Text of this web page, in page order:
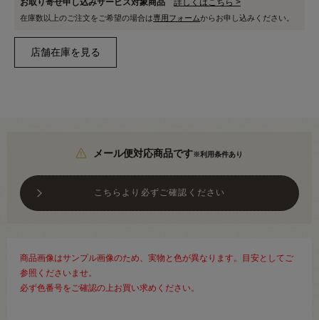
在庫数以上のご注文をご希望の場合は専用フォームからお申し込みください。
メール便対応商品です※利用条件あり
こちらより必ずご確認ください
商品画像はサンプル画像のため、実物と色が異なります。目安としてご
参照くださいませ。
必ず色番号をご確認の上お買い求めください。